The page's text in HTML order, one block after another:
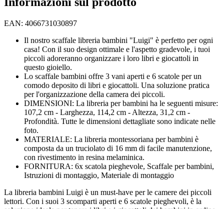
EAN: 4066731030897
Il nostro scaffale libreria bambini "Luigi" è perfetto per ogni
casa! Con il suo design ottimale e l'aspetto gradevole, i tuoi
piccoli adoreranno organizzare i loro libri e giocattoli in
questo gioiello.
Lo scaffale bambini offre 3 vani aperti e 6 scatole per un
comodo deposito di libri e giocattoli. Una soluzione pratica
per l'organizzazione della camera dei piccoli.
DIMENSIONI: La libreria per bambini ha le seguenti misure:
107,2 cm - Larghezza, 114,2 cm - Altezza, 31,2 cm -
Profondità. Tutte le dimensioni dettagliate sono indicate nelle
foto.
MATERIALE: La libreria montessoriana per bambini è
composta da un truciolato di 16 mm di facile manutenzione,
con rivestimento in resina melaminica.
FORNITURA: 6x scatola pieghevole, Scaffale per bambini,
Istruzioni di montaggio, Materiale di montaggio
La libreria bambini Luigi è un must-have per le camere dei piccoli
lettori. Con i suoi 3 scomparti aperti e 6 scatole pieghevoli, è la